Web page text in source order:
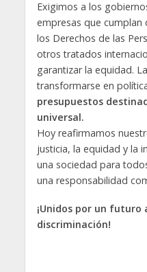
Exigimos a los
empresas que cumplan
los Derechos de las
otros tratados
garantizar la equidad.
transformarse en
presupuestos
universal.
Hoy reafirmamos
justicia, la equidad y la
una sociedad para
una responsabilidad
¡Unidos por un futuro
discriminación!